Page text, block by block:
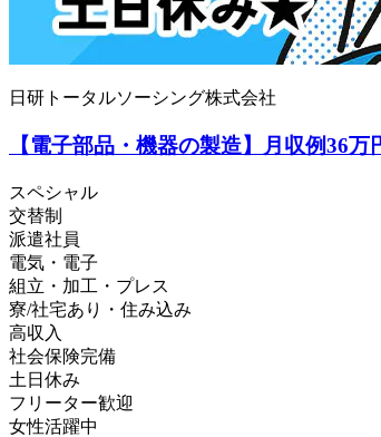
日研トータルソーシング株式会社
【電子部品・機器の製造】月収例36
スペシャル
交替制
派遣社員
電気・電子
組立・加工・プレス
寮/社宅あり・住み込み
高収入
社会保険完備
土日休み
フリーター歓迎
女性活躍中